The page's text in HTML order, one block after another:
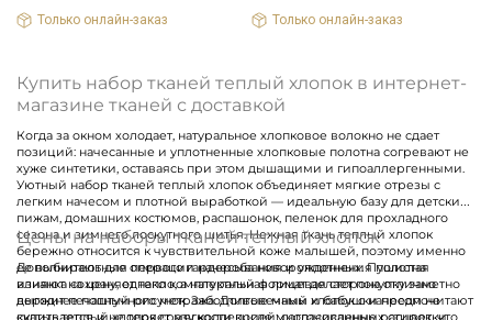
Только онлайн-заказ Только онлайн-заказ
Купить набор тканей теплый хлопок в интернет-
магазине тканей с доставкой
Когда за окном холодает, натуральное хлопковое волокно не сдает
позиций: начесанные и уплотненные хлопковые полотна согревают не
хуже синтетики, оставаясь при этом дышащими и гипоаллергенными.
Уютный набор тканей теплый хлопок объединяет мягкие отрезы с
легким начесом и плотной выработкой — идеальную базу для детских
пижам, домашних костюмов, распашонок, пеленок для прохладного
сезона и зимнего лоскутного шитья. Нежная ткань теплый хлопок
бережно относится к чувствительной коже малышей, поэтому именно
ее выбирают для первого гардероба новорожденных. Пушистая
изнанка сохраняет тепло, а натуральная лицевая сторона отлично
держит печатный рисунок. Заботливые мамы и бабушки предпочитают
купить теплый хлопок сразу коллекцией: согласованные расцветки
Цены на наборы тканей теплый хлопок
Дополнительные операции начесывания и уплотнения полотна
влияют на цену, однако комплектный формат делает покупку заметно
выгоднее поштучного метража. Долговечный хлопок с начесом не
скатывается и не теряет мягкости после многочисленных стирок, что